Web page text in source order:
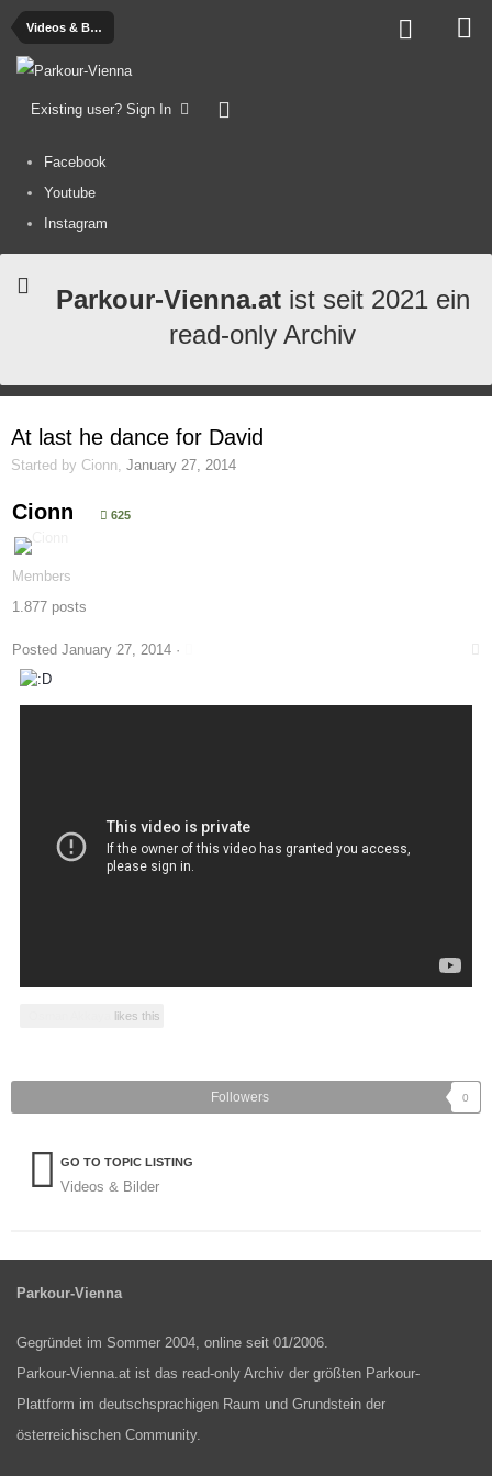
Videos & Bilder
Existing user? Sign In
Facebook
Youtube
Instagram
Parkour-Vienna.atist seit 2021 ein
read-only Archiv
At last he dance for David
Started by Cionn January 27, 2014
Cionn 625
Members
1.877 posts
Posted January 27, 2014 ·
likes this
Followers 0
GO TO TOPIC LISTING
Videos & Bilder
Parkour-Vienna
Gegründet im Sommer 2004, online seit 01/2006.
Parkour-Vienna.at ist das read-only Archiv der größten Parkour-
Plattform im deutschsprachigen Raum und Grundstein der
österreichischen Community.